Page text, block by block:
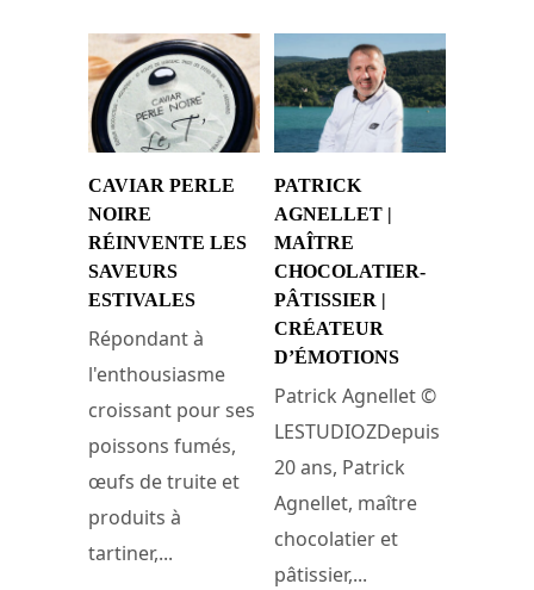
CAVIAR PERLE
NOIRE
RÉINVENTE LES
SAVEURS
ESTIVALES
Répondant à
l'enthousiasme
croissant pour ses
poissons fumés,
œufs de truite et
produits à
tartiner,...
PATRICK
AGNELLET |
MAÎTRE
CHOCOLATIER-
PÂTISSIER |
CRÉATEUR
D’ÉMOTIONS
Patrick Agnellet ©
LESTUDIOZDepuis
20 ans, Patrick
Agnellet, maître
chocolatier et
pâtissier,...